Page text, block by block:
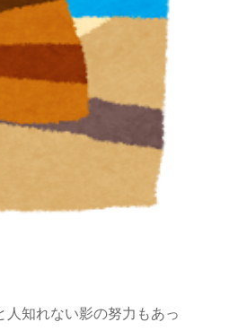
知れない影の努力もあっ